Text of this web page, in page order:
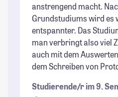
anstrengend macht.
Grundstudiums wird es
entspannter. Das
man verbringt also viel
auch mit dem
dem Schreiben von
Studierende/r im 9.